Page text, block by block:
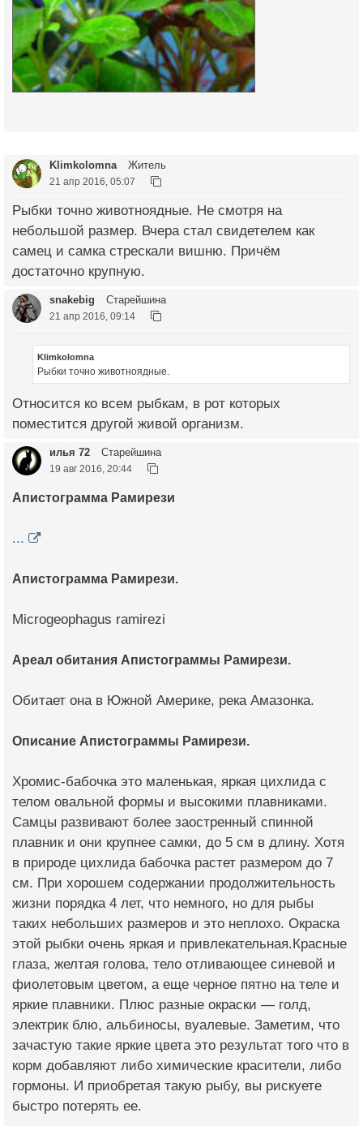
Klimkolomna Житель
21 апр 2016, 05:07
Рыбки точно животноядные. Не смотря на
небольшой размер. Вчера стал свидетелем как
самец и самка стрескали вишню. Причём
достаточно крупную.
snakebig Старейшина
21 апр 2016, 09:14
Klimkolomna
Рыбки точно животноядные.
Относится ко всем рыбкам, в рот которых
поместится другой живой организм.
илья 72 Старейшина
19 авг 2016, 20:44
Апистограмма Рамирези
...
Апистограмма Рамирези.
Microgeophagus ramirezi
Ареал обитания Апистограммы Рамирези.
Обитает она в Южной Америке, река Амазонка.
Описание Апистограммы Рамирези.
Хромис-бабочка это маленькая, яркая цихлида с
телом овальной формы и высокими плавниками.
Самцы развивают более заостренный спинной
плавник и они крупнее самки, до 5 см в длину. Хотя
в природе цихлида бабочка растет размером до 7
см. При хорошем содержании продолжительность
жизни порядка 4 лет, что немного, но для рыбы
таких небольших размеров и это неплохо. Окраска
этой рыбки очень яркая и привлекательная.Красные
глаза, желтая голова, тело отливающее синевой и
фиолетовым цветом, а еще черное пятно на теле и
яркие плавники. Плюс разные окраски — голд,
электрик блю, альбиносы, вуалевые. Заметим, что
зачастую такие яркие цвета это результат того что в
корм добавляют либо химические красители, либо
гормоны. И приобретая такую рыбу, вы рискуете
быстро потерять ее.